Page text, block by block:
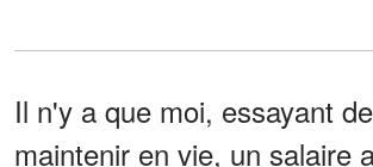
Il n'y a que moi, essayant
maintenir en vie, un salaire